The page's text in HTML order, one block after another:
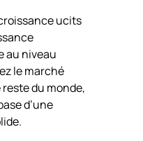
ucits
au niveau
le marché
du monde,
d’une